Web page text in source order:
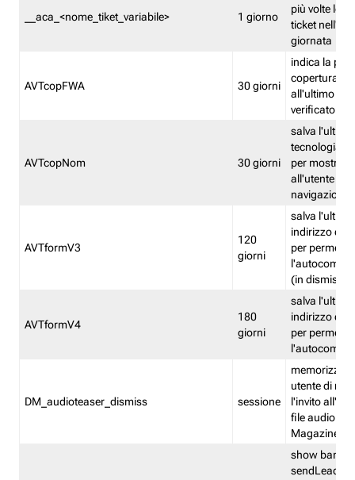
__aca_<nome_tiket_variabile> 1 giorno
più volte lo
ticket
giornata
AVTcopFWA 30 giorni
indica la
copertura
all'ultimo
verificato
AVTcopNom 30 giorni
salva l'ultima
tecnologia
per
all'utente
navigazione
AVTformV3
120
giorni
salva l'ultimo
indirizzo di
per
(in
AVTformV4
180
giorni
salva l'ultimo
indirizzo di
per
DM_audioteaser_dismiss sessione
memorizza
utente di
l'invito
file audio del
Magazine
show banner
sendLead